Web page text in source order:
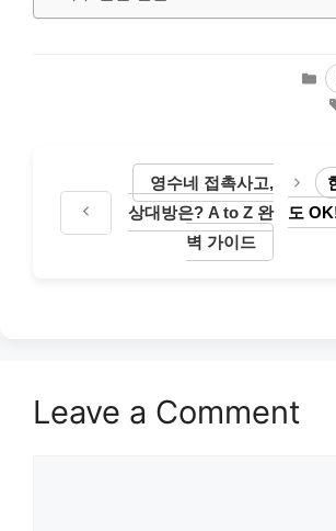
영수네 접촉사고,
상대방은? A to Z 완
벽 가이드
도
Leave a Comment